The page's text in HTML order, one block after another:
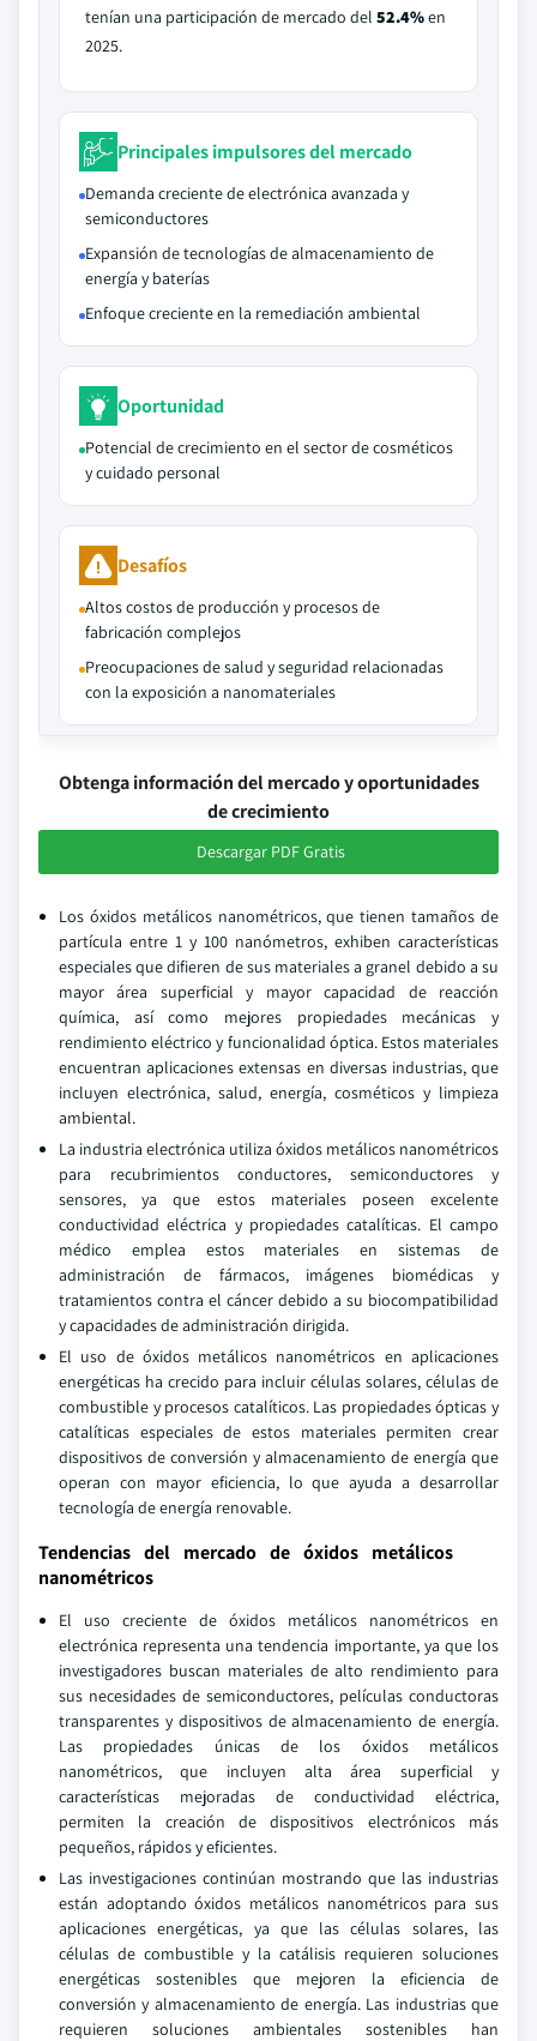
tenían una participación de mercado del 52.4%en
2025.
Principales impulsores del mercado
Demanda creciente de electrónica avanzada y
semiconductores
Expansión de tecnologías de almacenamiento de
energía y baterías
Enfoque creciente en la remediación ambiental
Oportunidad
Potencial de crecimiento en el sector de cosméticos
y cuidado personal
Desafíos
Altos costos de producción y procesos de
fabricación complejos
Preocupaciones de salud y seguridad relacionadas
con la exposición a nanomateriales
Obtenga información del mercado y oportunidades
de crecimiento
Descargar PDF Gratis
Los óxidos metálicos nanométricos, que tienen tamaños de
partícula entre 1 y 100 nanómetros, exhiben características
especiales que difieren de sus materiales a granel debido a su
mayor área superficial y mayor capacidad de reacción
química, así como mejores propiedades mecánicas y
rendimiento eléctrico y funcionalidad óptica. Estos materiales
encuentran aplicaciones extensas en diversas industrias, que
incluyen electrónica, salud, energía, cosméticos y limpieza
ambiental.
La industria electrónica utiliza óxidos metálicos nanométricos
para recubrimientos conductores, semiconductores y
sensores, ya que estos materiales poseen excelente
conductividad eléctrica y propiedades catalíticas. El campo
médico emplea estos materiales en sistemas de
administración de fármacos, imágenes biomédicas y
tratamientos contra el cáncer debido a su biocompatibilidad
y capacidades de administración dirigida.
El uso de óxidos metálicos nanométricos en aplicaciones
energéticas ha crecido para incluir células solares, células de
combustible y procesos catalíticos. Las propiedades ópticas y
catalíticas especiales de estos materiales permiten crear
dispositivos de conversión y almacenamiento de energía que
operan con mayor eficiencia, lo que ayuda a desarrollar
tecnología de energía renovable.
Tendencias del mercado de óxidos metálicos
nanométricos
El uso creciente de óxidos metálicos nanométricos en
electrónica representa una tendencia importante, ya que los
investigadores buscan materiales de alto rendimiento para
sus necesidades de semiconductores, películas conductoras
transparentes y dispositivos de almacenamiento de energía.
Las propiedades únicas de los óxidos metálicos
nanométricos, que incluyen alta área superficial y
características mejoradas de conductividad eléctrica,
permiten la creación de dispositivos electrónicos más
pequeños, rápidos y eficientes.
Las investigaciones continúan mostrando que las industrias
están adoptando óxidos metálicos nanométricos para sus
aplicaciones energéticas, ya que las células solares, las
células de combustible y la catálisis requieren soluciones
energéticas sostenibles que mejoren la eficiencia de
conversión y almacenamiento de energía. Las industrias que
requieren soluciones ambientales sostenibles han